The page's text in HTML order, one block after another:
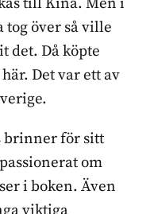
tog över så ville
det. Då köpte
Det var ett av
brinner för sitt
om
i boken. Även
viktiga